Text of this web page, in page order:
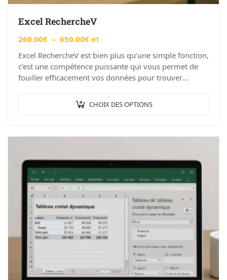
Excel RechercheV
260.00€ – 650.00€ HT
Excel RechercheV est bien plus qu’une simple fonction,
c’est une compétence puissante qui vous permet de
fouiller efficacement vos données pour trouver
CHOIX DES OPTIONS